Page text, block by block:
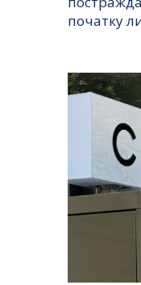
початку